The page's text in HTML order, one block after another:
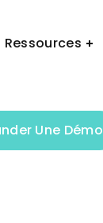
Ressources
Une Démo
Une Démo